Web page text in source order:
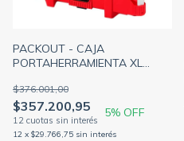
PACKOUT - CAJA
PORTAHERRAMIENTA XL
MILWAUKEE 4822-8429
$357.200,95
$376.001,00
5% OFF
12 x $29.766,75 sin interés